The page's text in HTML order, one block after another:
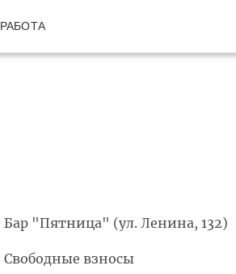
РАБОТА
Бар "Пятница" (ул. Ленина, 132)
Свободные взносы